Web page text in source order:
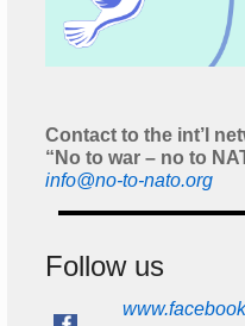
Contact to the int’l
“No to war – no to
info@no-to-nato.org
Follow us